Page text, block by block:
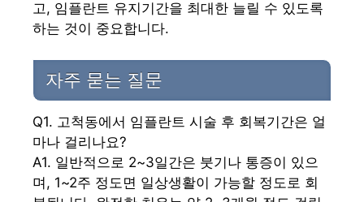
고, 임플란트 유지기간을 최대한 늘릴 수 있도록
하는 것이 중요합니다.
자주 묻는 질문
Q1. 고척동에서 임플란트 시술 후 회복기간은 얼
마나 걸리나요?
A1. 일반적으로 2~3일간은 붓기나 통증이 있으
며, 1~2주 정도면 일상생활이 가능할 정도로 회